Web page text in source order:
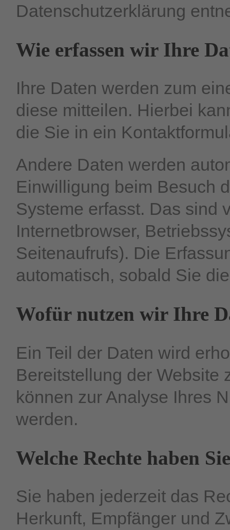
Datenschutzerklärung
Wie erfassen wir Ihre
Ihre Daten werden zum
diese mitteilen. Hierbei
die Sie in ein
Andere Daten werden
Einwilligung beim Besuch
Systeme erfasst. Das sind
Internetbrowser,
Seitenaufrufs). Die
automatisch, sobald Sie
Wofür nutzen wir Ihre
Ein Teil der Daten wird
Bereitstellung der Website
können zur Analyse Ihres
werden.
Welche Rechte haben
Sie haben jederzeit das
Herkunft, Empfänger und